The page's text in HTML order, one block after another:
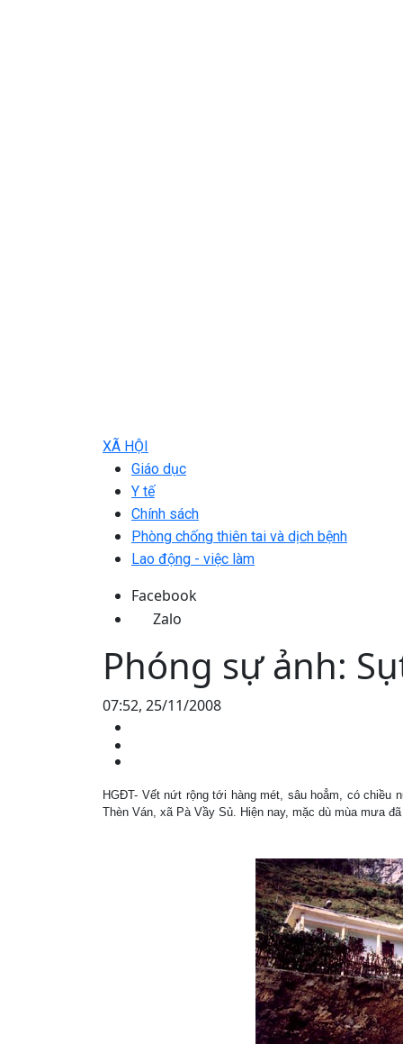
XÃ HỘI
Giáo dục
Y tế
Chính sách
Phòng chống thiên tai và dịch bệnh
Lao động - việc làm
Facebook
Zalo
Phóng sự ảnh:
07:52, 25/11/2008
HGĐT- Vết nứt rộng tới hàng mét, sâu hoẳm, có chiều
Thèn Ván, xã Pà Vầy Sủ. Hiện nay, mặc dù mùa mưa